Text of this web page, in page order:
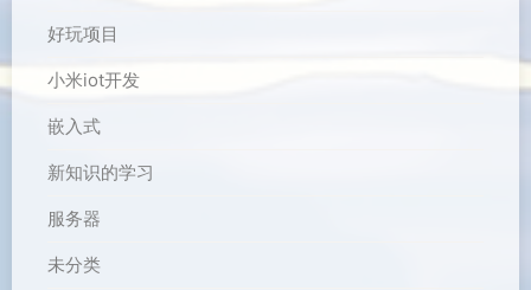
好玩项目
小米iot开发
嵌入式
新知识的学习
服务器
未分类